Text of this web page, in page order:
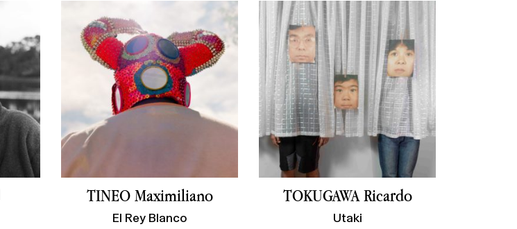
TINEO Maximiliano
El Rey Blanco
TOKUGAWA Ricardo
Utaki